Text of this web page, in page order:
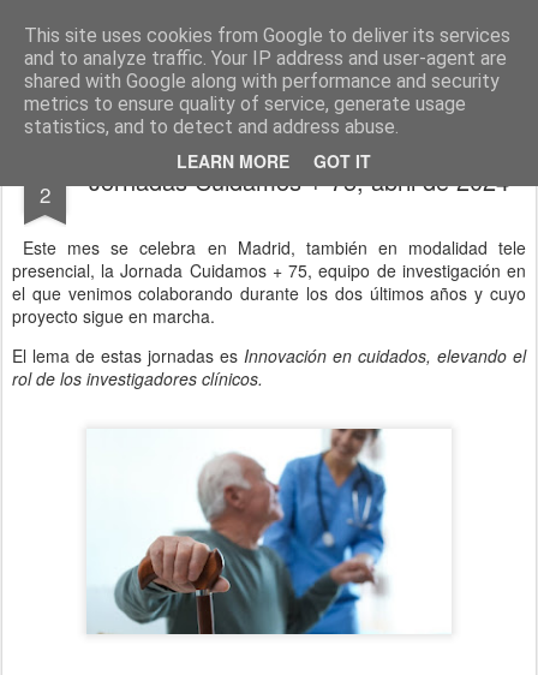
This site uses cookies from Google to deliver its services
and to analyze traffic. Your IP address and user-agent are
shared with Google along with performance and security
metrics to ensure quality of service, generate usage
statistics, and to detect and address abuse.
LEARN MORE GOT IT
El diagnóstico enfermero La Cuidadología es la ciencia del cuidado
Pages
2 Jornadas Cuidamos + 75, abril de 2024
Este mes se celebra en Madrid, también en modalidad tele
presencial, la Jornada Cuidamos + 75, equipo de investigación en
el que venimos colaborando durante los dos últimos años y cuyo
proyecto sigue en marcha.
El lema de estas jornadas es Innovación en cuidados, elevando el
rol de los investigadores clínicos.